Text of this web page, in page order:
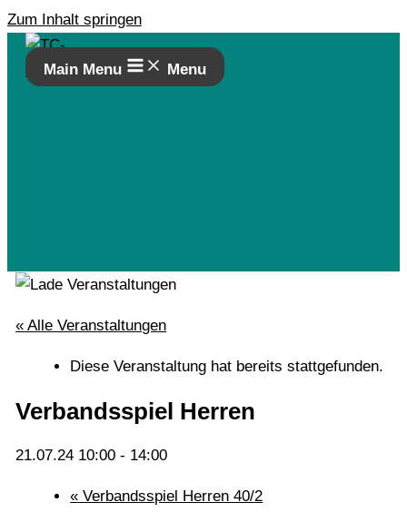
Zum Inhalt springen
Main Menu Menu
« Alle Veranstaltungen
Diese Veranstaltung hat bereits stattgefunden.
Verbandsspiel Herren
21.07.24 10:00 - 14:00
« Verbandsspiel Herren 40/2